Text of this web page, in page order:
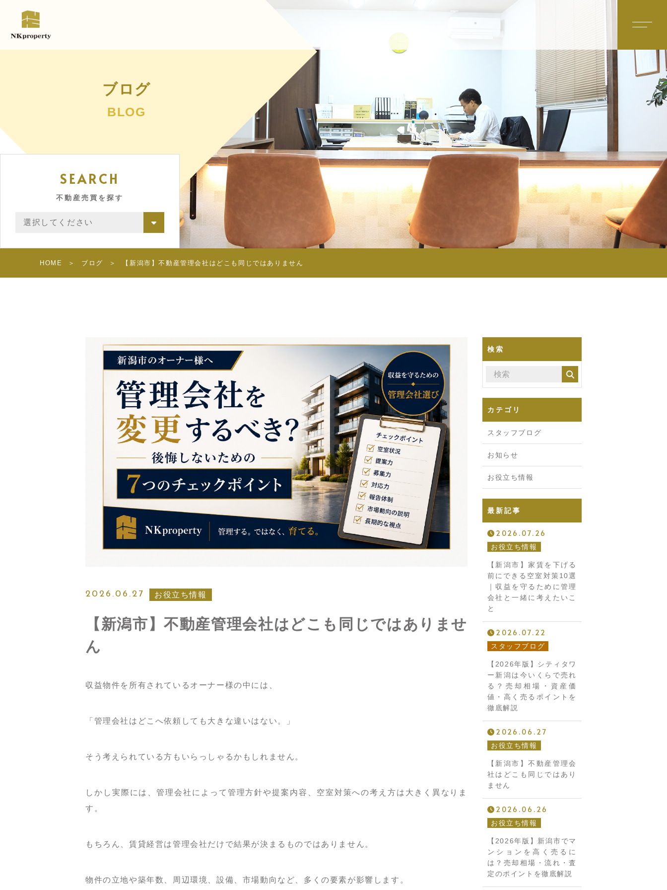
ブログ
BLOG
SEARCH
不動産売買を探す
HOME ブログ 【新潟市】不動産管理会社はどこも同じではありません
2026.06.27 お役立ち情報
【新潟市】不動産管理会社はどこも同じではありませ
ん
収益物件を所有されているオーナー様の中には、
「管理会社はどこへ依頼しても大きな違いはない。」
そう考えられている方もいらっしゃるかもしれません。
しかし実際には、管理会社によって管理方針や提案内容、空室対策への考え方は大きく異なりま
す。
もちろん、賃貸経営は管理会社だけで結果が決まるものではありません。
物件の立地や築年数、周辺環境、設備、市場動向など、多くの要素が影響します。
検索
カテゴリ
スタッフブログ
お知らせ
お役立ち情報
最新記事
2026.07.26
お役立ち情報
【新潟市】家賃を下げる
前にできる空室対策10選
｜収益を守るために管理
会社と一緒に考えたいこ
と
2026.07.22
スタッフブログ
【2026年版】シティタワ
ー新潟は今いくらで売れ
る？売却相場・資産価
値・高く売るポイントを
徹底解説
2026.06.27
お役立ち情報
【新潟市】不動産管理会
社はどこも同じではあり
ません
2026.06.26
お役立ち情報
【2026年版】新潟市でマ
ンションを高く売るに
は？売却相場・流れ・査
定のポイントを徹底解説